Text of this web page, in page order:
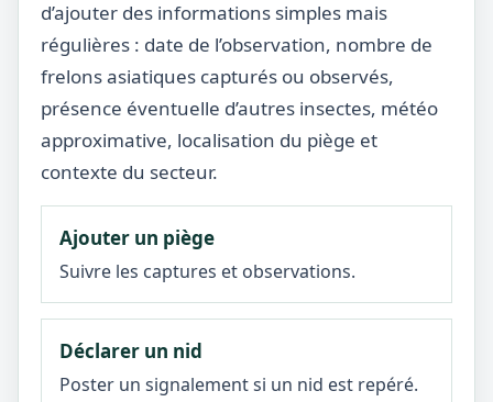
d’ajouter des informations simples mais
régulières : date de l’observation, nombre de
frelons asiatiques capturés ou observés,
présence éventuelle d’autres insectes, météo
approximative, localisation du piège et
contexte du secteur.
Ajouter un piège
Suivre les captures et observations.
Déclarer un nid
Poster un signalement si un nid est repéré.